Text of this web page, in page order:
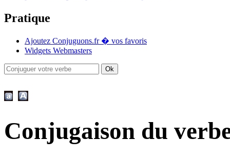
Pratique
Ajoutez Conjuguons.fr � vos favoris
Widgets Webmasters
Conjugaison du